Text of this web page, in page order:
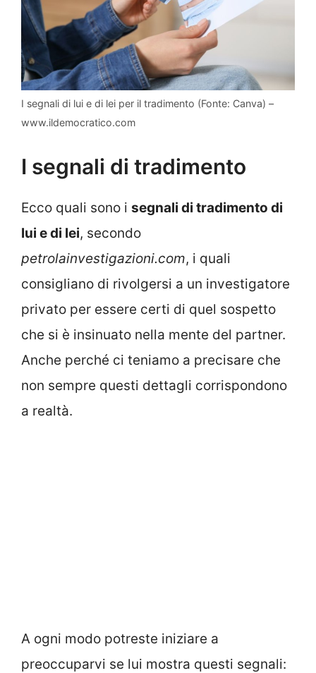
I segnali di lui e di lei per il tradimento (Fonte: Canva) –
www.ildemocratico.com
I segnali di tradimento
Ecco quali sono i segnali di tradimento di
lui e di lei, secondo
petrolainvestigazioni.com, i quali
consigliano di rivolgersi a un investigatore
privato per essere certi di quel sospetto
che si è insinuato nella mente del partner.
Anche perché ci teniamo a precisare che
non sempre questi dettagli corrispondono
a realtà.
A ogni modo potreste iniziare a
preoccuparvi se lui mostra questi segnali: